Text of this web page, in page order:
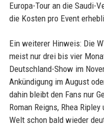
Europa-Tour an die Saudi-
die Kosten pro Event
Ein weiterer Hinweis: Die
meist nur drei bis vier
Deutschland-Show im
Ankündigung im August
dahin bleibt den Fans nur
Roman Reigns, Rhea
Welt schon bald wieder